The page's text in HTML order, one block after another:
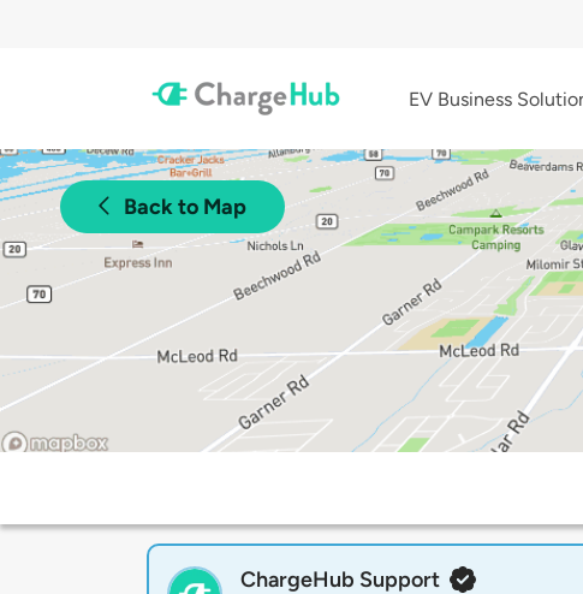
EV Business
Back to Map
ChargeHub Support